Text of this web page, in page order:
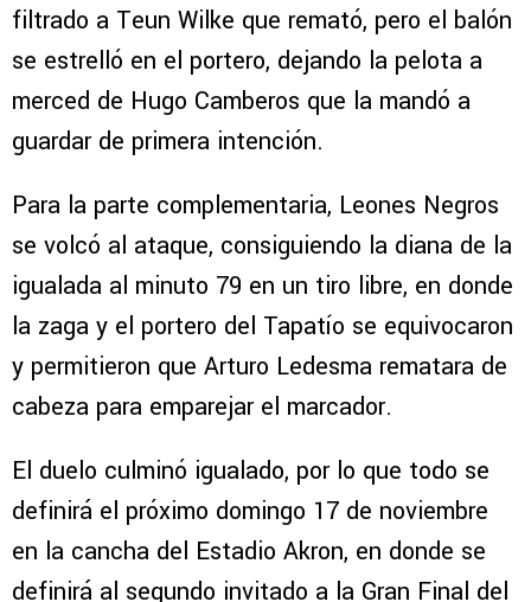
filtrado a Teun Wilke que remató, pero el balón
se estrelló en el portero, dejando la pelota a
merced de Hugo Camberos que la mandó a
guardar de primera intención.
Para la parte complementaria, Leones Negros
se volcó al ataque, consiguiendo la diana de la
igualada al minuto 79 en un tiro libre, en donde
la zaga y el portero del Tapatío se equivocaron
y permitieron que Arturo Ledesma rematara de
cabeza para emparejar el marcador.
El duelo culminó igualado, por lo que todo se
definirá el próximo domingo 17 de noviembre
en la cancha del Estadio Akron, en donde se
definirá al segundo invitado a la Gran Final del